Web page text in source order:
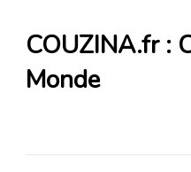
COUZINA.fr :
Monde